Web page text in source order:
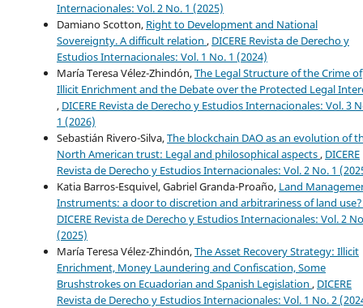
Internacionales: Vol. 2 No. 1 (2025)
Damiano Scotton, Right to Development and National
Sovereignty. A difficult relation , DICERE Revista de Derecho y
Estudios Internacionales: Vol. 1 No. 1 (2024)
María Teresa Vélez-Zhindón,The Legal Structure of the Crime of
Illicit Enrichment and the Debate over the Protected Legal
, DICERE Revista de Derecho y Estudios Internacionales: Vol. 3
1 (2026)
Sebastián Rivero-Silva,The blockchain DAO as an evolution of
North American trust: Legal and philosophical aspects, DICERE
Revista de Derecho y Estudios Internacionales: Vol. 2 No. 1
Katia Barros-Esquivel, Gabriel Granda-Proaño, Land
Instruments: a door to discretion and arbitrariness of land
DICERE Revista de Derecho y Estudios Internacionales: Vol. 2
(2025)
María Teresa Vélez-Zhindón,The Asset Recovery Strategy: Illicit
Enrichment, Money Laundering and Confiscation, Some
Brushstrokes on Ecuadorian and Spanish Legislation , DICERE
Revista de Derecho y Estudios Internacionales: Vol. 1 No. 2